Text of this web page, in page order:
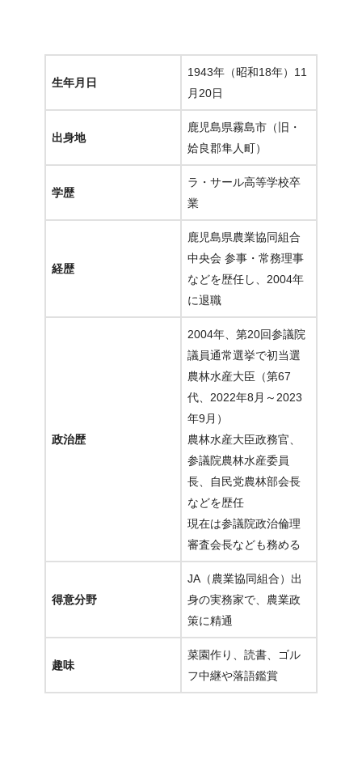
生年月日
1943年（昭和18年）11
月20日
出身地
鹿児島県霧島市（旧・
姶良郡隼人町）
学歴
ラ・サール高等学校卒
業
経歴
鹿児島県農業協同組合
中央会 参事・常務理事
などを歴任し、2004年
に退職
政治歴
2004年、第20回参議院
議員通常選挙で初当選
農林水産大臣（第67
代、2022年8月～2023
年9月）
農林水産大臣政務官、
参議院農林水産委員
長、自民党農林部会長
などを歴任
現在は参議院政治倫理
審査会長なども務める
得意分野
JA（農業協同組合）出
身の実務家で、農業政
策に精通
趣味
菜園作り、読書、ゴル
フ中継や落語鑑賞